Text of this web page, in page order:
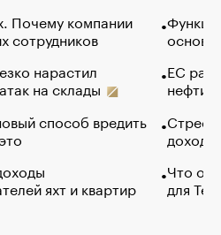
Почему компании
сотрудников
нарастил
на склады
способ вредить
яхт и квартир
основ
ЕС
нефти
Что
для